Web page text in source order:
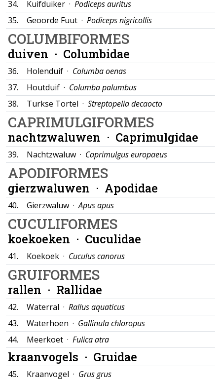
34.
Kuifduiker · Podiceps auritus
35.
Geoorde Fuut · Podiceps nigricollis
COLUMBIFORMES
duiven · Columbidae
36. Holenduif · Columba oenas
37.
Houtduif · Columba palumbus
38.
Turkse Tortel · Streptopelia decaocto
CAPRIMULGIFORMES
nachtzwaluwen · Caprimulgidae
39. Nachtzwaluw · Caprimulgus europaeus
APODIFORMES
gierzwaluwen · Apodidae
40. Gierzwaluw ·Apus apus
CUCULIFORMES
koekoeken · Cuculidae
41. Koekoek · Cuculus canorus
GRUIFORMES
rallen · Rallidae
42. Waterral · Rallus aquaticus
43.
Waterhoen · Gallinula chloropus
44.
Meerkoet · Fulica atra
kraanvogels · Gruidae
45. Kraanvogel · Grus grus